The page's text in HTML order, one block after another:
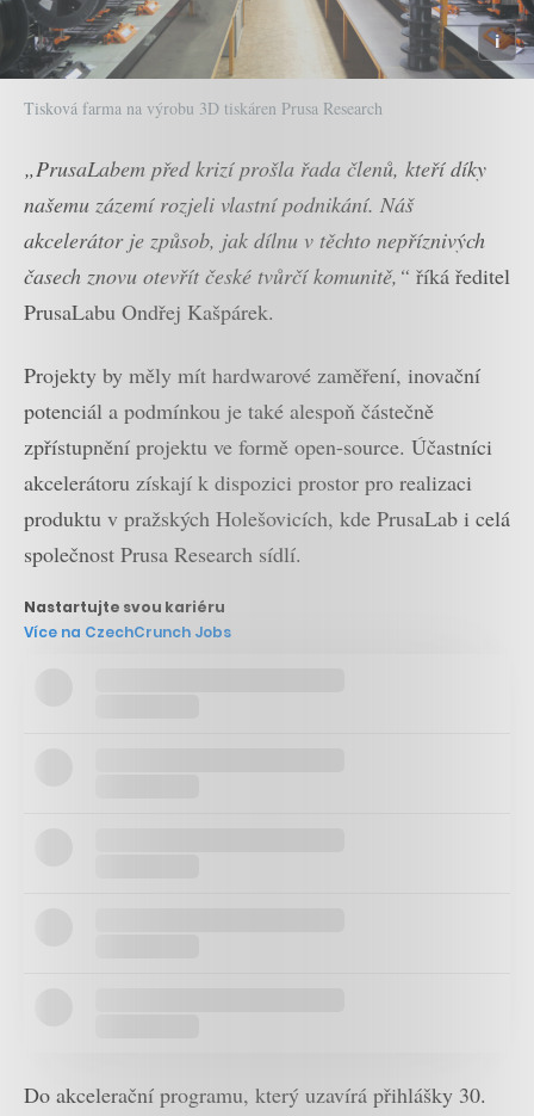
Tisková farma na výrobu 3D tiskáren Prusa Research
„PrusaLabem před krizí prošla řada členů, kteří díky
našemu zázemí rozjeli vlastní podnikání. Náš
akcelerátor je způsob, jak dílnu v těchto nepříznivých
časech znovu otevřít české tvůrčí komunitě,“ říká ředitel
PrusaLabu Ondřej Kašpárek.
Projekty by měly mít hardwarové zaměření, inovační
potenciál a podmínkou je také alespoň částečně
zpřístupnění projektu ve formě open-source. Účastníci
akcelerátoru získají k dispozici prostor pro realizaci
produktu v pražských Holešovicích, kde PrusaLab i celá
společnost Prusa Research sídlí.
Nastartujte svou kariéru
Více na CzechCrunch Jobs
Do akcelerační programu, který uzavírá přihlášky 30.